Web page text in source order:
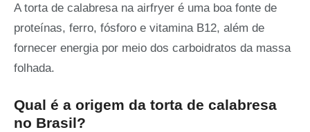
A torta de calabresa na airfryer é uma boa fonte de
proteínas, ferro, fósforo e vitamina B12, além de
fornecer energia por meio dos carboidratos da massa
folhada.
Qual é a origem da torta de calabresa
no Brasil?